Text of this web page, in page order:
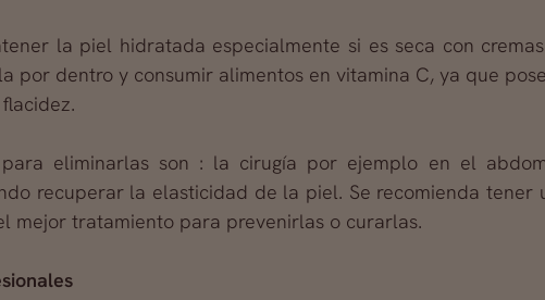
la piel hidratada especialmente si es seca con
por dentro y consumir alimentos en vitamina C, ya que
eliminarlas son : la cirugía por ejemplo en el
recuperar la elasticidad de la piel. Se recomienda tener
mejor tratamiento para prevenirlas o curarlas.